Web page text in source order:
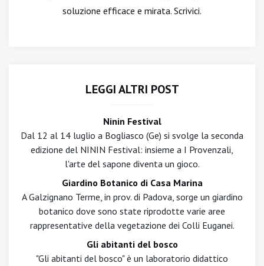
soluzione efficace e mirata. Scrivici.
LEGGI ALTRI POST
Ninin Festival
Dal 12 al 14 luglio a Bogliasco (Ge) si svolge la seconda
edizione del NININ Festival: insieme a I Provenzali,
l'arte del sapone diventa un gioco.
Giardino Botanico di Casa Marina
A Galzignano Terme, in prov. di Padova, sorge un giardino
botanico dove sono state riprodotte varie aree
rappresentative della vegetazione dei Colli Euganei.
Gli abitanti del bosco
"Gli abitanti del bosco" è un laboratorio didattico